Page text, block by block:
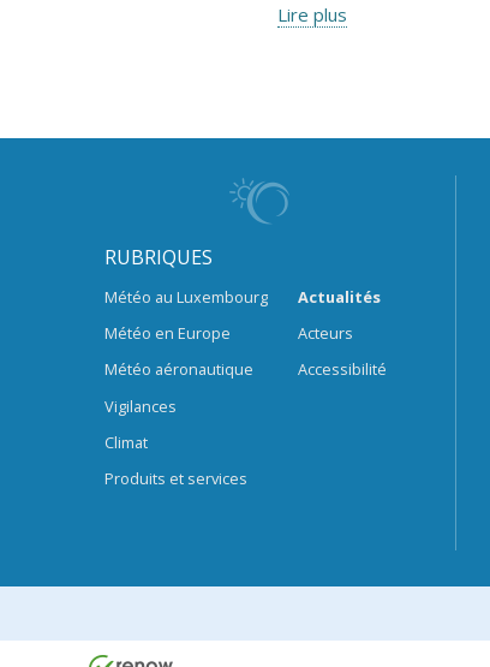
Lire plus
RUBRIQUES
Météo au Luxembourg
Météo en Europe
Météo aéronautique
Vigilances
Climat
Produits et services
Actualités
Acteurs
Accessibilité